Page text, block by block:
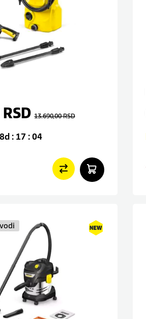
RSD 13.690,00RSD
: 17 : 04